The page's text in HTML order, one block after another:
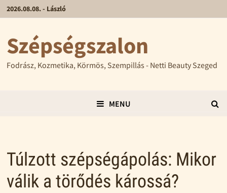
2026.08.08. - László
Szépségszalon
Fodrász, Kozmetika, Körmös, Szempillás - Netti Beauty Szeged
MENU
Túlzott szépségápolás: Mikor
válik a törődés károssá?